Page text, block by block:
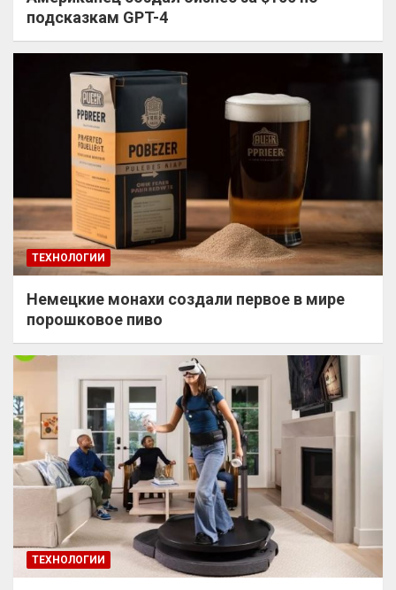
подсказкам GPT-4
ТЕХНОЛОГИИ
Немецкие монахи создали первое в мире
порошковое пиво
ТЕХНОЛОГИИ